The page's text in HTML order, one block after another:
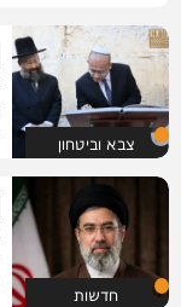
צבא וביטחון
חדשות